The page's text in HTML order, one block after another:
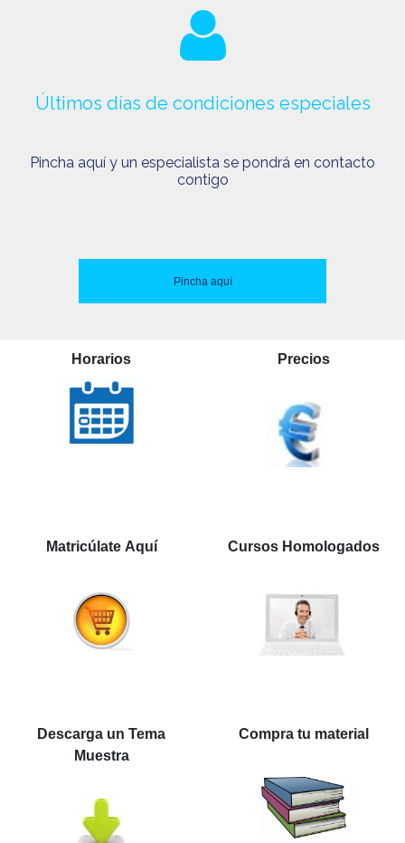
Últimos días de condiciones especiales
Pincha aquí y un especialista se pondrá en contacto
contigo
Pincha aquí
Horarios Precios
Matricúlate Aquí Cursos Homologados
Descarga un Tema
Muestra
Compra tu material